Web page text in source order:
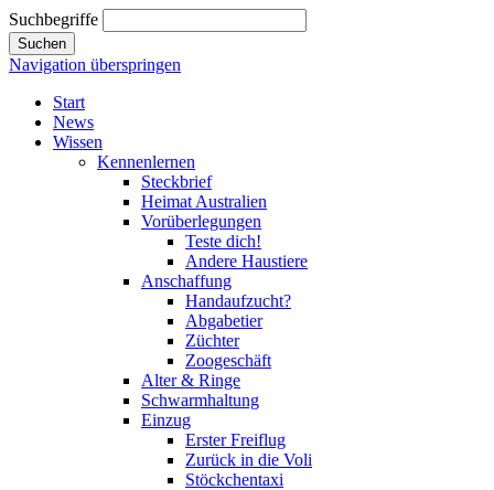
Suchbegriffe
Suchen
Navigation überspringen
Start
News
Wissen
Kennenlernen
Steckbrief
Heimat Australien
Vorüberlegungen
Teste dich!
Andere Haustiere
Anschaffung
Handaufzucht?
Abgabetier
Züchter
Zoogeschäft
Alter & Ringe
Schwarmhaltung
Einzug
Erster Freiflug
Zurück in die Voli
Stöckchentaxi